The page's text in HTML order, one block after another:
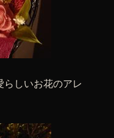
しいお花のアレ